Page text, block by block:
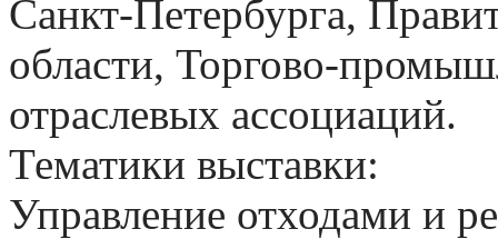
Санкт-Петербурга,
области, Торгово-
отраслевых ассоциаций.
Тематики выставки:
Управление отходами и